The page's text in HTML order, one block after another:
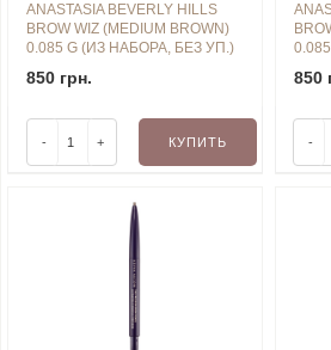
ANASTASIA BEVERLY HILLS
BROW WIZ (MEDIUM BROWN)
0.085 G (ИЗ НАБОРА, БЕЗ УП.)
850 грн.
- + КУПИТЬ
850
-